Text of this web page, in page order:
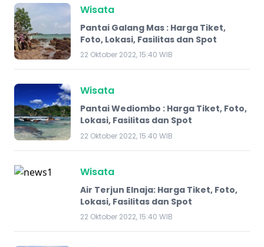
Wisata
Pantai Galang Mas : Harga Tiket,
Foto, Lokasi, Fasilitas dan Spot
22 Oktober 2022, 15:40 WIB
Wisata
Pantai Wediombo : Harga Tiket, Foto,
Lokasi, Fasilitas dan Spot
22 Oktober 2022, 15:40 WIB
Wisata
Air Terjun Elnaja: Harga Tiket, Foto,
Lokasi, Fasilitas dan Spot
22 Oktober 2022, 15:40 WIB